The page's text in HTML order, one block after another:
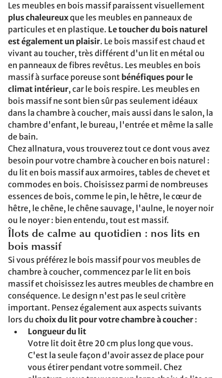
Les meubles en bois massif paraissent visuellement
plus chaleureuxque les meubles en panneaux de
particules et en plastique. Le toucher du bois naturel
est également un plaisir. Le bois massif est chaud et
vivant au toucher, très différent d'un lit en métal ou
en panneaux de fibres revêtus. Les meubles en bois
massif à surface poreuse sont bénéfiques pour le
climat intérieur, car le bois respire. Les meubles en
bois massif ne sont bien sûr pas seulement idéaux
dans la chambre à coucher, mais aussi dans le salon, la
chambre d'enfant, le bureau, l'entrée et même la salle
de bain.
Chez allnatura, vous trouverez tout ce dont vous avez
besoin pour votre chambre à coucher en bois naturel :
du lit en bois massif aux armoires, tables de chevet et
commodes en bois. Choisissez parmi de nombreuses
essences de bois, comme le pin, le hêtre, le cœur de
hêtre, le chêne, le chêne sauvage, l'aulne, le noyer noir
ou le noyer : bien entendu, tout est massif.
Îlots de calme au quotidien : nos lits en
bois massif
Si vous préférez le bois massif pour vos meubles de
chambre à coucher, commencez par le lit en bois
massif et choisissez les autres meubles de chambre en
conséquence. Le design n'est pas le seul critère
important. Pensez également aux aspects suivants
lors du choix du lit pour votre chambre à coucher :
Longueur du lit
Votre lit doit être 20 cm plus long que vous.
C'est la seule façon d'avoir assez de place pour
vous étirer pendant votre sommeil. Chez